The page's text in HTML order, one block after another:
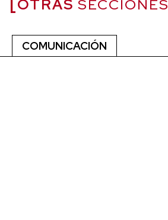
OTRAS SECCIONES
COMUNICACIÓN